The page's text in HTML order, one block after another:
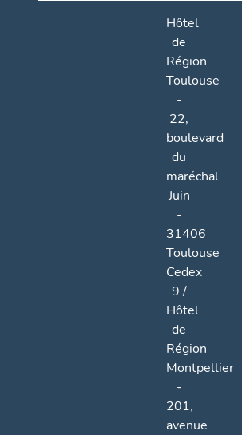
Hôtel
de
Région
Toulouse
-
22,
boulevard
du
maréchal
Juin
-
31406
Toulouse
Cedex
9 /
Hôtel
de
Région
Montpellier
-
201,
avenue